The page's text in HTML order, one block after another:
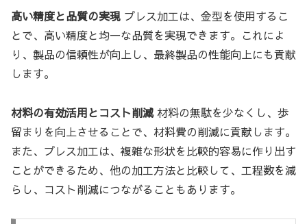
高い精度と品質の実現 プレス加工は、金型を使用するこ
とで、高い精度と均一な品質を実現できます。これによ
り、製品の信頼性が向上し、最終製品の性能向上にも貢献
します。
材料の有効活用とコスト削減材料の無駄を少なくし、歩
留まりを向上させることで、材料費の削減に貢献します。
また、プレス加工は、複雑な形状を比較的容易に作り出す
ことができるため、他の加工方法と比較して、工程数を減
らし、コスト削減につながることもあります。